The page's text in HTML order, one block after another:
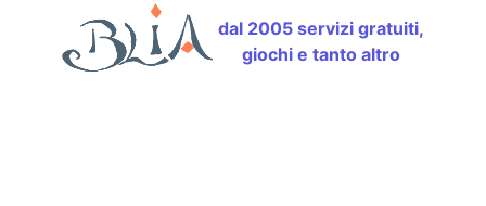
dal 2005 servizi gratuiti,
giochi e tanto altro